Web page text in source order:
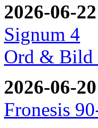
2026-06-22
Signum 4
Ord & Bild
2026-06-20
Fronesis